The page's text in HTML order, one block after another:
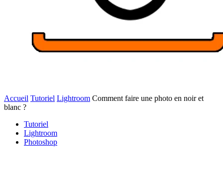
Accueil Tutoriel Lightroom Comment faire une photo en noir et
blanc ?
Tutoriel
Lightroom
Photoshop